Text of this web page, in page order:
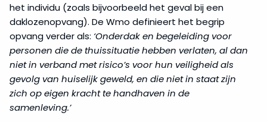
het individu (zoals bijvoorbeeld het geval bij een
daklozenopvang). De Wmo definieert het begrip
opvang verder als: ‘Onderdak en begeleiding voor
personen die de thuissituatie hebben verlaten, al dan
niet in verband met risico’s voor hun veiligheid als
gevolg van huiselijk geweld, en die niet in staat zijn
zich op eigen kracht te handhaven in de
samenleving.’